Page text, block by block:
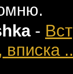
-
вписка